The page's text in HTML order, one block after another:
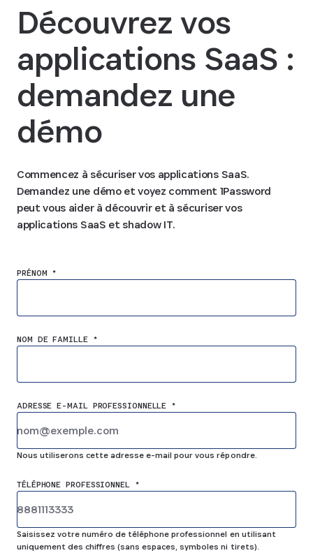
Découvrez vos
applications SaaS :
demandez une
démo
Commencez à sécuriser vos applications SaaS.
Demandez une démo et voyez comment 1Password
peut vous aider à découvrir et à sécuriser vos
applications SaaS et shadow IT.
PRÉNOM *
NOM DE FAMILLE *
ADRESSE E-MAIL PROFESSIONNELLE *
Nous utiliserons cette adresse e-mail pour vous répondre.
TÉLÉPHONE PROFESSIONNEL *
Saisissez votre numéro de téléphone professionnel en utilisant
uniquement des chiffres (sans espaces, symboles ni tirets).